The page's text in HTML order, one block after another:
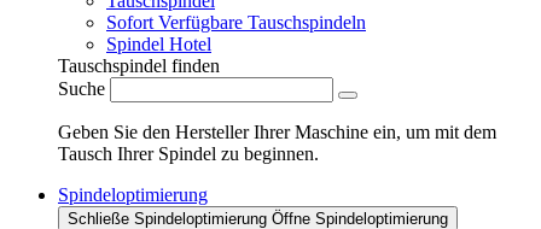
Sofort Verfügbare Tauschspindeln
Spindel Hotel
Tauschspindel finden
Suche
Geben Sie den Hersteller Ihrer Maschine ein, um mit dem
Tausch Ihrer Spindel zu beginnen.
Spindeloptimierung
Schließe Spindeloptimierung Öffne Spindeloptimierung